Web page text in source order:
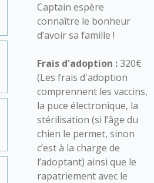
Captain espère
connaître le bonheur
d’avoir sa famille !
Frais d'adoption :320€
(Les frais d'adoption
comprennent les vaccins,
la puce électronique, la
stérilisation (si l’âge du
chien le permet, sinon
c’est à la charge de
l’adoptant) ainsi que le
rapatriement avec le